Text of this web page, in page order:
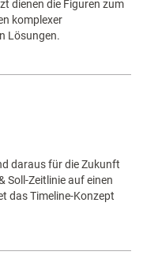
dienen die Figuren zum
komplexer
Lösungen.
daraus für die Zukunft
Soll-Zeitlinie auf einen
das Timeline-Konzept